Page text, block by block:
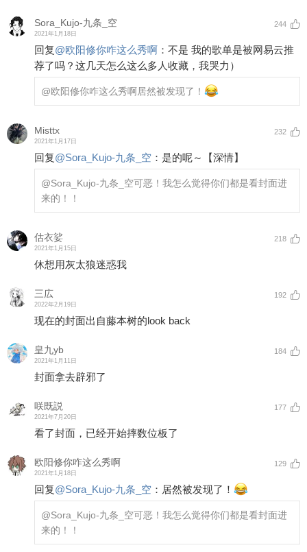
Sora_Kujo-九条_空
2021年1月18日
244
回复@欧阳修你咋这么秀啊 ： 不是 我的歌单是被网易云推
荐了吗？这几天怎么这么多人收藏，我哭力）
@欧阳修你咋这么秀啊居然被发现了！
Misttx
2021年1月17日
232
回复@Sora_Kujo-九条_空 ： 是的呢～【深情】
@Sora_Kujo-九条_空可恶！我怎么觉得你们都是看封面进
来的！！
估衣娑
2021年1月15日
218
休想用灰太狼迷惑我
三広
2022年2月19日
192
现在的封面出自藤本树的look back
皇九yb
2021年1月11日
184
封面拿去辟邪了
咲既説
2021年7月20日
177
看了封面，已经开始摔数位板了
欧阳修你咋这么秀啊
2021年1月18日
129
回复@Sora_Kujo-九条_空 ： 居然被发现了！
@Sora_Kujo-九条_空可恶！我怎么觉得你们都是看封面进
来的！！